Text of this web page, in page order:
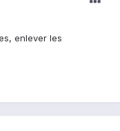
enlever les